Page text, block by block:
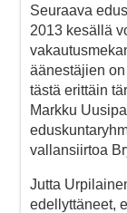
Seuraava
2013 kesällä
äänestäjien
tästä erittäin
Markku
vallansiirtoa
Jutta
edellyttäneet,